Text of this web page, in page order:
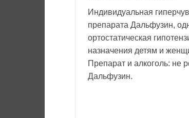
Индивидуальная
препарата Дальфузин,
ортостатическая
назначения детям и
Препарат и алкоголь: не
Дальфузин.